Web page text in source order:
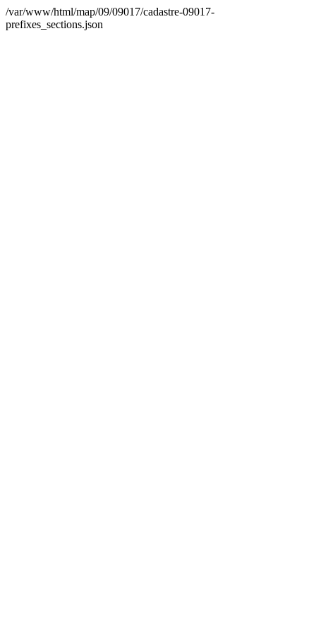
/var/www/html/map/09/09017/cadastre-09017-
prefixes_sections.json